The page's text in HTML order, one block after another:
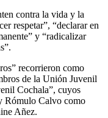
contra la vida y la
respetar”, “declarar en
y “radicalizar
recorrieron como
de la Unión Juvenil
Cochala”, cuyos
Rómulo Calvo como
Añez.